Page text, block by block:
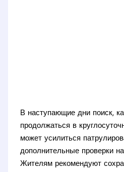
В наступающие дни поиск,
продолжаться в
может усилиться
дополнительные проверки
Жителям рекомендуют